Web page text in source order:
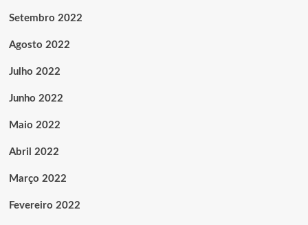
Setembro 2022
Agosto 2022
Julho 2022
Junho 2022
Maio 2022
Abril 2022
Março 2022
Fevereiro 2022